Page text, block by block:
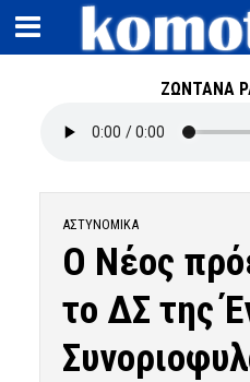
ΖΩΝΤΑΝΑ
ΑΣΤΥΝΟΜΙΚΆ
Ο Νέος
το ΔΣ της